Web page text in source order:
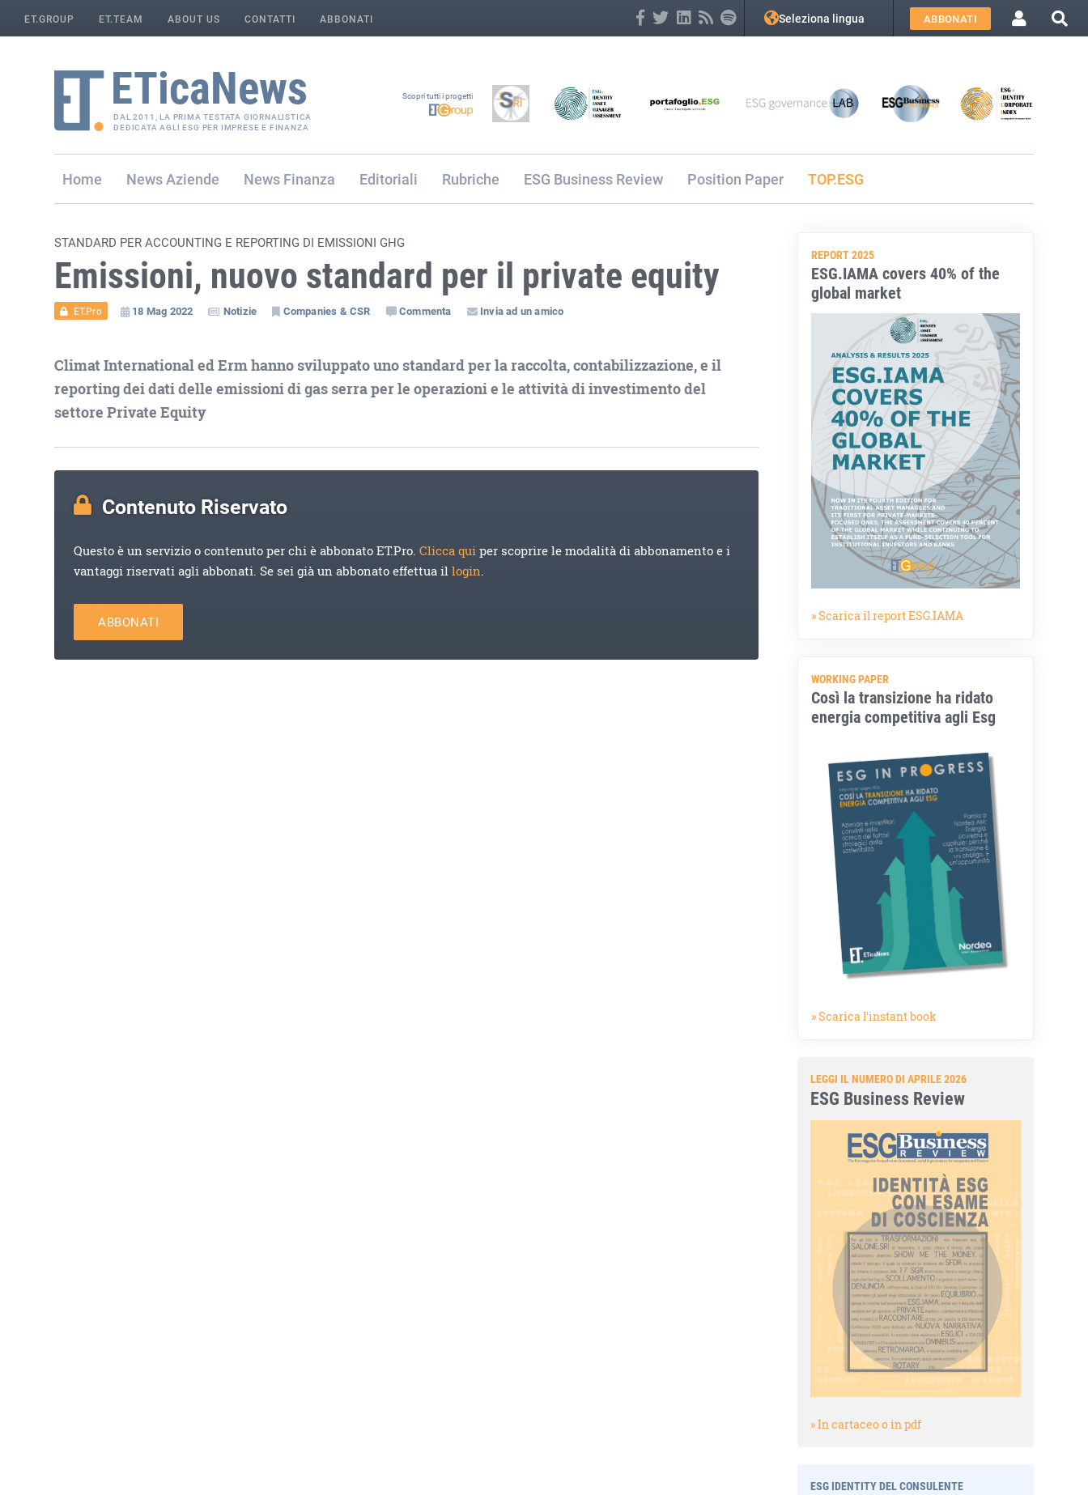
ET.GROUP ET.TEAM ABOUT US CONTATTI ABBONATI Seleziona lingua ABBONATI
DAL 2011, LA PRIMA TESTATA GIORNALISTICA
DEDICATA AGLI ESG PER IMPRESE E FINANZA
Scopri tutti i progetti
Home Aziende Finanza Editoriali Rubriche ESG Business Review Position Paper TOP.ESG
STANDARD PER ACCOUNTING E REPORTING DI EMISSIONI GHG
Emissioni, nuovo standard per il private equity
ET.Pro 18 Mag 2022 Notizie Companies & CSR Commenta Invia ad un amico
Climat International ed Erm hanno sviluppato uno standard per la raccolta, contabilizzazione, e il
reporting dei dati delle emissioni di gas serra per le operazioni e le attività di investimento del
settore Private Equity
Contenuto Riservato
Questo è un servizio o contenuto per chi è abbonato ET.Pro.Clicca quiper scoprire le modalità di abbonamento e i
vantaggi riservati agli abbonati. Se sei già un abbonato effettua illogin.
ABBONATI
REPORT 2025
ESG.IAMA covers 40% of the
global market
» Scarica il report ESG.IAMA
WORKING PAPER
Così la transizione ha ridato
energia competitiva agli Esg
» Scarica l'instant book
LEGGI IL NUMERO DI APRILE 2026
ESG Business Review
» In cartaceo o in pdf
ESG IDENTITY DEL CONSULENTE